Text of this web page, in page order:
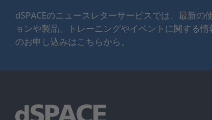
dSPACEのニュースレターサービスでは、最新の
ョンや製品、トレーニングやイベントに関する
のお申し込みはこちらから。